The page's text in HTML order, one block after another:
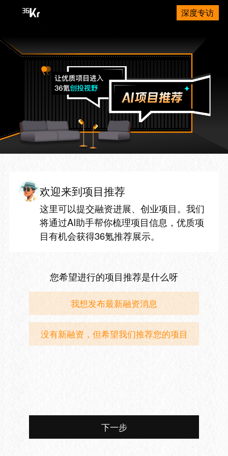
深度专访
欢迎来到项目推荐
这里可以提交融资进展、创业项目。我们
将通过AI助手帮你梳理项目信息，优质项
目有机会获得36氪推荐展示。
您希望进行的项目推荐是什么呀
我想发布最新融资消息
没有新融资，但希望我们推荐您的项目
下一步